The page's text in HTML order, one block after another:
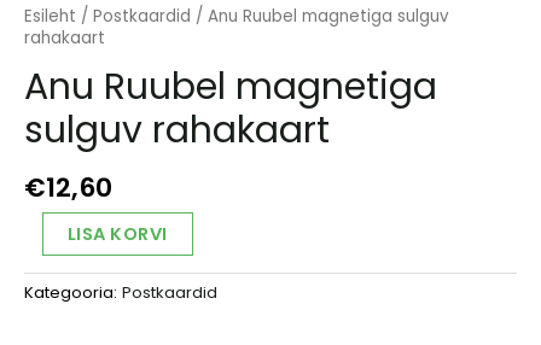
Esileht / Postkaardid / Anu Ruubel magnetiga sulguv
rahakaart
Anu Ruubel magnetiga
sulguv rahakaart
€12,60
Ruubel
magnetiga
sulguv
LISA KORVI
Alternative:
Kategooria: Postkaardid